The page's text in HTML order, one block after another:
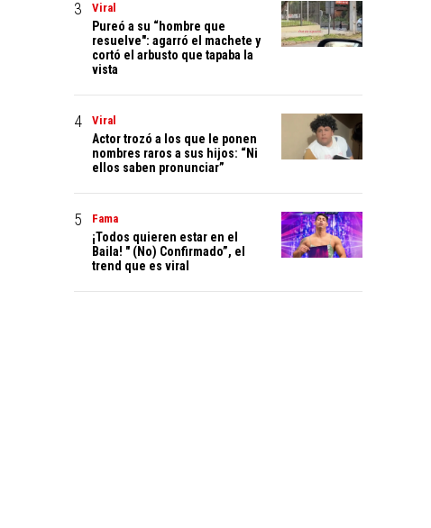
Viral
Pureó a su “hombre que
resuelve": agarró el machete y
cortó el arbusto que tapaba la
vista
Viral
Actor trozó a los que le ponen
nombres raros a sus hijos: “Ni
ellos saben pronunciar”
Fama
¡Todos quieren estar en el
Baila! " (No) Confirmado”, el
trend que es viral